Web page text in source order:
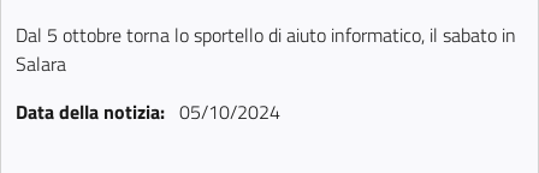
Dal 5 ottobre torna lo sportello di aiuto informatico, il sabato in
Salara
Data della notizia: 05/10/2024